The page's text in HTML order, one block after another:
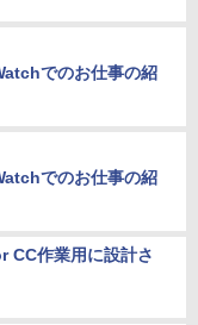
でのお仕事の紹
でのお仕事の紹
CC作業用に設計さ